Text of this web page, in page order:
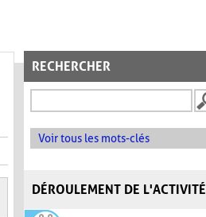
RECHERCHER
Voir tous les mots-clés
DÉROULEMENT DE L'ACTIVITÉ